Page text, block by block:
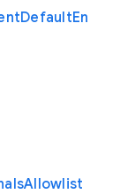
DefaultEn
Allowlist